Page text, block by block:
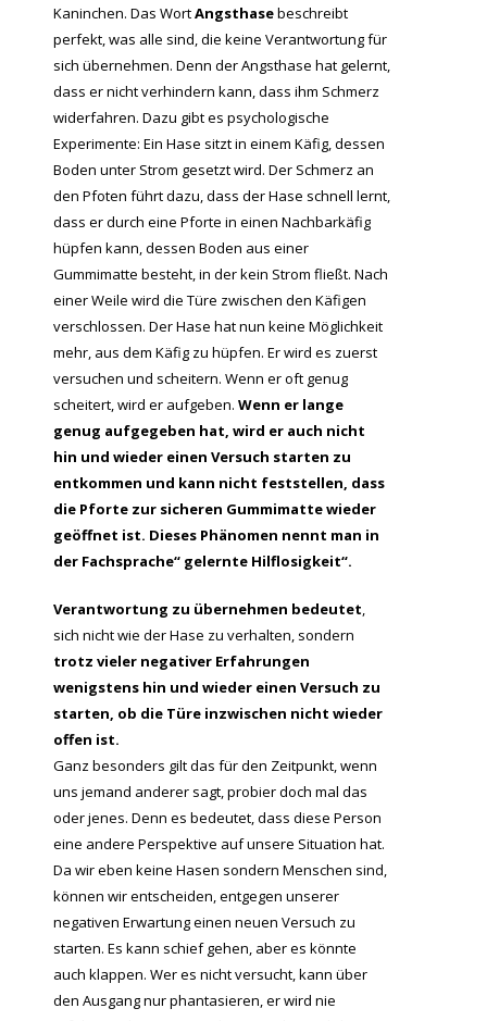
Kaninchen. Das WortAngsthasebeschreibt
perfekt, was alle sind, die keine Verantwortung für
sich übernehmen. Denn der Angsthase hat gelernt,
dass er nicht verhindern kann, dass ihm Schmerz
widerfahren. Dazu gibt es psychologische
Experimente: Ein Hase sitzt in einem Käfig, dessen
Boden unter Strom gesetzt wird. Der Schmerz an
den Pfoten führt dazu, dass der Hase schnell lernt,
dass er durch eine Pforte in einen Nachbarkäfig
hüpfen kann, dessen Boden aus einer
Gummimatte besteht, in der kein Strom fließt. Nach
einer Weile wird die Türe zwischen den Käfigen
verschlossen. Der Hase hat nun keine Möglichkeit
mehr, aus dem Käfig zu hüpfen. Er wird es zuerst
versuchen und scheitern. Wenn er oft genug
scheitert, wird er aufgeben. Wenn er lange
genug aufgegeben hat, wird er auch nicht
hin und wieder einen Versuch starten zu
entkommen und kann nicht feststellen, dass
die Pforte zur sicheren Gummimatte wieder
geöffnet ist. Dieses Phänomen nennt man in
der Fachsprache“ gelernte Hilflosigkeit“.
Verantwortung zu übernehmen bedeutet,
sich nicht wie der Hase zu verhalten, sondern
trotz vieler negativer Erfahrungen
wenigstens hin und wieder einen Versuch zu
starten, ob die Türe inzwischen nicht wieder
offen ist.
Ganz besonders gilt das für den Zeitpunkt, wenn
uns jemand anderer sagt, probier doch mal das
oder jenes. Denn es bedeutet, dass diese Person
eine andere Perspektive auf unsere Situation hat.
Da wir eben keine Hasen sondern Menschen sind,
können wir entscheiden, entgegen unserer
negativen Erwartung einen neuen Versuch zu
starten. Es kann schief gehen, aber es könnte
auch klappen. Wer es nicht versucht, kann über
den Ausgang nur phantasieren, er wird nie